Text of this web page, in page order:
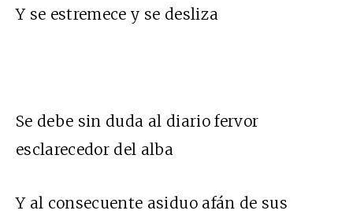
Y se estremece y se desliza
Se debe sin duda al diario fervor
esclarecedor del alba
Y al consecuente asiduo afán de sus